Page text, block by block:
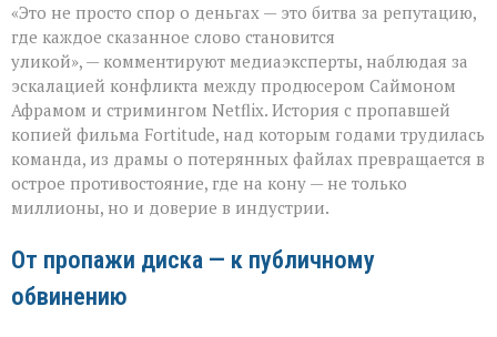
слово
больнее
иска:
новый
виток
спора
Netflix
и
продюсера»
«Это не просто спор о деньгах — это битва за репутацию,
где каждое сказанное слово становится
уликой», — комментируют медиаэксперты, наблюдая за
эскалацией конфликта между продюсером Саймоном
Афрамом и стримингом Netflix. История с пропавшей
копией фильма Fortitude, над которым годами трудилась
команда, из драмы о потерянных файлах превращается в
острое противостояние, где на кону — не только
миллионы, но и доверие в индустрии.
От пропажи диска — к публичному
обвинению